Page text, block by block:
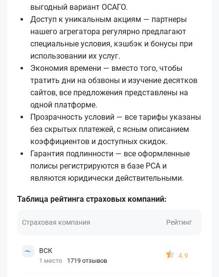
выгодный вариант ОСАГО.
Доступ к уникальным акциям — партнеры
нашего агрегатора регулярно предлагают
специальные условия, кэшбэк и бонусы при
использовании их услуг.
Экономия времени — вместо того, чтобы
тратить дни на обзвоны и изучение десятков
сайтов, все предложения представлены на
одной платформе.
Прозрачность условий — все тарифы указаны
без скрытых платежей, с ясным описанием
коэффициентов и доступных скидок.
Гарантия подлинности — все оформленные
полисы регистрируются в базе РСА и
являются юридически действительными.
Таблица рейтинга страховых компаний:
Страховая компания Рейтинг
ВСК
1 место 1719 отзывов
4.9